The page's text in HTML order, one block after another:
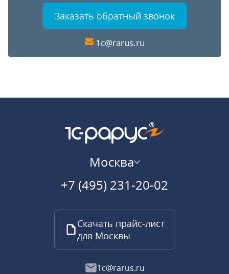
Заказать обратный звонок
1c@rarus.ru
Москва
+7 (495) 231-20-02
Скачать прайс-лист
для Москвы
1c@rarus.ru